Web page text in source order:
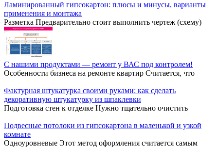
Ламинированный гипсокартон: плюсы и минусы, варианты
применения и монтажа
Разметка Предварительно стоит выполнить чертеж (схему)
С нашими продуктами — ремонт у ВАС под контролем!
Особенности бизнеса на ремонте квартир Считается, что
Фактурная штукатурка своими руками: как сделать
декоративную штукатурку из шпаклевки
Подготовка стен к отделке Нужно тщательно очистить
Подвесные потолоки из гипсокартона в маленькой и узкой
комнате
Одноуровневые Этот метод оформления считается самым